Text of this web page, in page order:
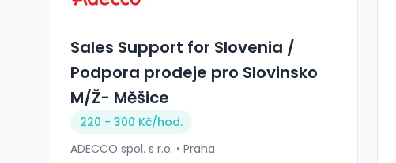
Sales Support for Slovenia /
Podpora prodeje pro Slovinsko
M/Ž- Měšice
220 - 300 Kč/hod.
ADECCO spol. s r.o. • Praha